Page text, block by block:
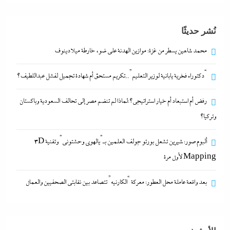
إلى تحالف السعودية وباكستان وتركيا؟
ألبوم صور: شيرين تشعل بورتو جولف العلمين بـ”يالهوى
محمد شاهين يسطر من غزة: موازين الهدنة على ضوء
خارطة ميلادينوف
نُشر حديثًا
محمد شاهين يسطر من غزة: موازين الهدنة على ضوء خارطة ميلادينوف
“دكتوراه فخرية يابانية لوزير التعليم”..تكريم مستحق أم شهادة تجميل لفشل عبداللطيف؟
رفض أم استبعاد أم خيار استراتيجي؟:لماذا لم تنضم مصر إلى تحالف السعودية وباكستان
وتركيا؟
ألبوم صور: شيرين تشعل بورتو جولف العلمين بـ”يالهوى وحشتونى” وتقنية 3D
Mapping لأول مرة
بعد واقعة عاملة محل العطور: معركة “الكارنيه” تتصاعد بين نقابتى الصحفيين والعمال